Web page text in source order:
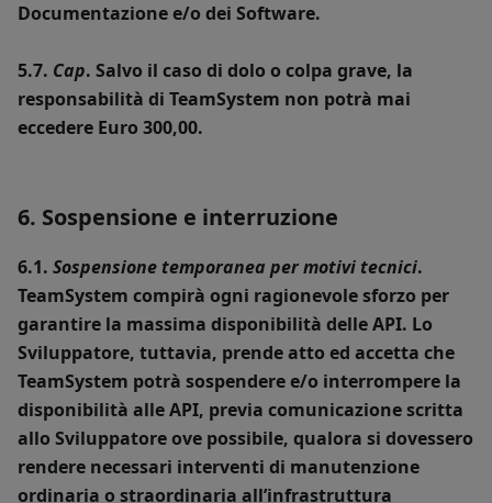
Documentazione e/o dei Software.
5.7. Cap. Salvo il caso di dolo o colpa grave, la
responsabilità di TeamSystem non potrà mai
eccedere Euro 300,00.
6. Sospensione e interruzione
6.1. Sospensione temporanea per motivi tecnici.
TeamSystem compirà ogni ragionevole sforzo per
garantire la massima disponibilità delle API. Lo
Sviluppatore, tuttavia, prende atto ed accetta che
TeamSystem potrà sospendere e/o interrompere la
disponibilità alle API, previa comunicazione scritta
allo Sviluppatore ove possibile, qualora si dovessero
rendere necessari interventi di manutenzione
ordinaria o straordinaria all’infrastruttura